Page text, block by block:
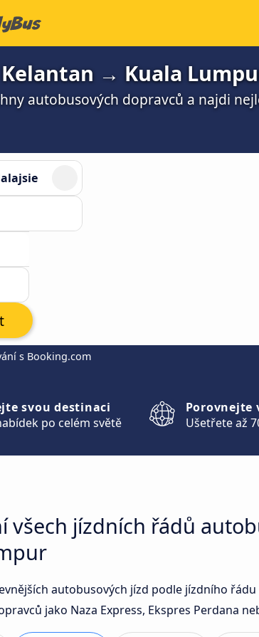
→ Kuala
autobusových dopravců a najdi
s Booking.com
svou destinaci
po celém světě
Porovnejte
Ušetřete až
všech jízdních řádů
autobusových jízd podle jízdního
jako Naza Express, Ekspres Perdana